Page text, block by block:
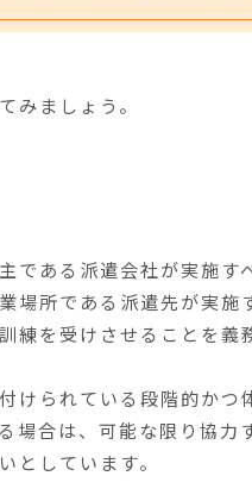
みましょう。
である派遣会社が実施
場所である派遣先が実
練を受けさせることを義
けられている段階的か
場合は、可能な限り協
としています。